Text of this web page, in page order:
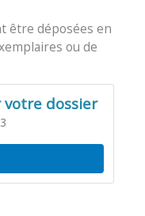
être déposées en
ou de
dossier